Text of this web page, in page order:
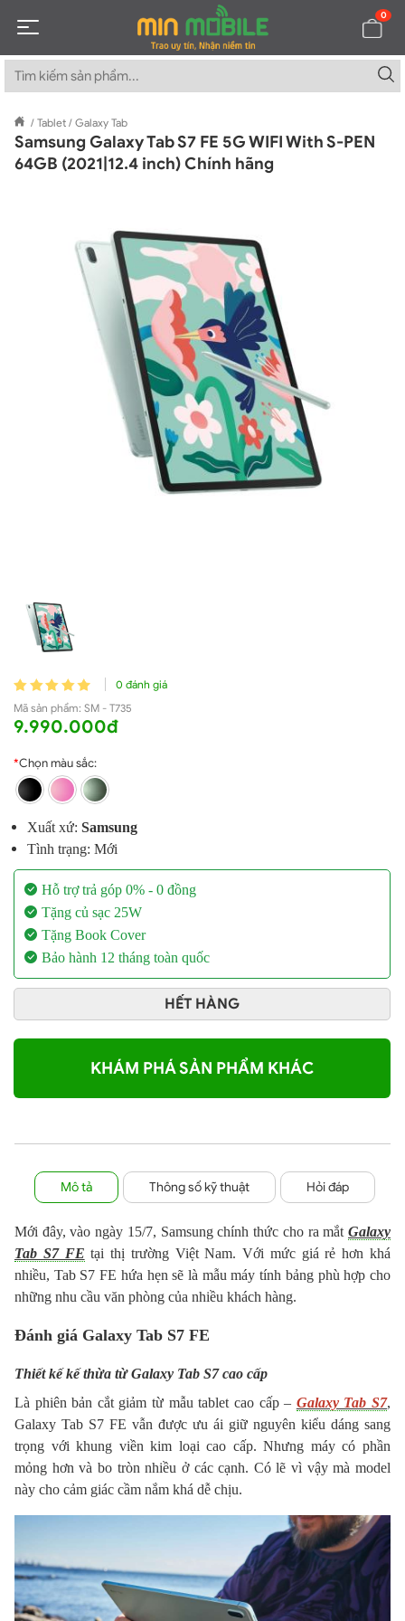
0
/ Tablet / Galaxy Tab
Samsung Galaxy Tab S7 FE 5G WIFI With S-PEN
64GB (2021|12.4 inch) Chính hãng
0 đánh giá
Mã sản phẩm: SM - T735
9.990.000đ
*Chọn màu sắc:
Xuất xứ: Samsung
Tình trạng: Mới
Hỗ trợ trả góp 0% - 0 đồng
Tặng củ sạc 25W
Tặng Book Cover
Bảo hành 12 tháng toàn quốc
HẾT HÀNG
KHÁM PHÁ SẢN PHẨM KHÁC
Mô tả Thông số kỹ thuật Hỏi đáp
Mới đây, vào ngày 15/7, Samsung chính thức cho ra mắt Galaxy
Tab S7 FE tại thị trường Việt Nam. Với mức giá rẻ hơn khá
nhiều, Tab S7 FE hứa hẹn sẽ là mẫu máy tính bảng phù hợp cho
những nhu cầu văn phòng của nhiều khách hàng.
Đánh giá Galaxy Tab S7 FE
Thiết kế kế thừa từ Galaxy Tab S7 cao cấp
Là phiên bản cắt giảm từ mẫu tablet cao cấp – Galaxy Tab S7,
Galaxy Tab S7 FE vẫn được ưu ái giữ nguyên kiểu dáng sang
trọng với khung viền kim loại cao cấp. Nhưng máy có phần
mỏng hơn và bo tròn nhiều ở các cạnh. Có lẽ vì vậy mà model
này cho cảm giác cầm nắm khá dễ chịu.